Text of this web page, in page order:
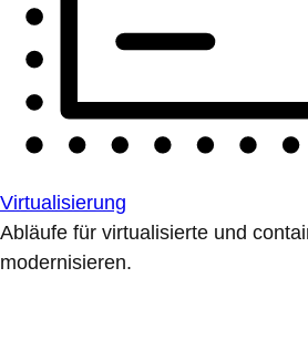
Virtualisierung
Abläufe für virtualisierte und
modernisieren.